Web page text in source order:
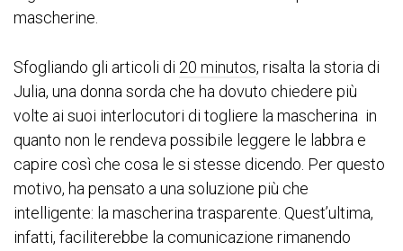
mascherine.
Sfogliando gli articoli di 20 minutos, risalta la storia di
Julia, una donna sorda che ha dovuto chiedere più
volte ai suoi interlocutori di togliere la mascherina in
quanto non le rendeva possibile leggere le labbra e
capire così che cosa le si stesse dicendo. Per questo
motivo, ha pensato a una soluzione più che
intelligente: la mascherina trasparente. Quest’ultima,
infatti, faciliterebbe la comunicazione rimanendo